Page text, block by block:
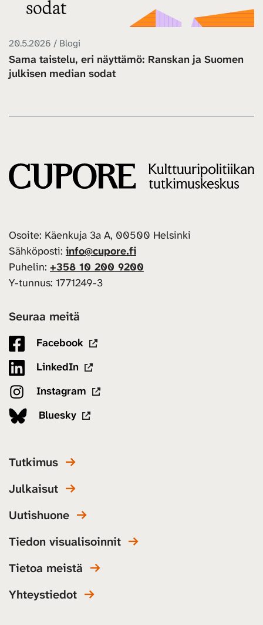
20.5.2026 / Blogi
Sama taistelu, eri näyttämö: Ranskan ja Suomen
julkisen median sodat
Osoite: Käenkuja 3a A, 00500 Helsinki
Sähköposti: info@cupore.fi
Puhelin: +358 10 200 9200
Y-tunnus: 1771249-3
Seuraa meitä
Facebook
LinkedIn
Instagram
Bluesky
Tutkimus
Julkaisut
Uutishuone
Tiedon visualisoinnit
Tietoa meistä
Yhteystiedot